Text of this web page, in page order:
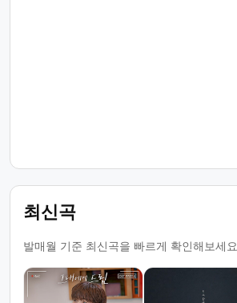
최신곡
발매월 기준 최신곡을 빠르게 확인해보세요.